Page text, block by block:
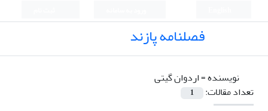
فصلنامه پازند
نویسنده =اردوان گیتی
تعداد مقالات:
1